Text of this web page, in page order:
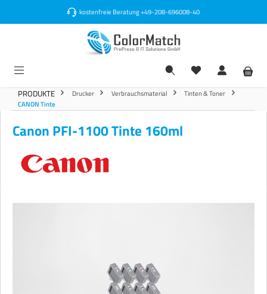
kostenfreie Beratung+49-208-696008-40
PRODUKTE Drucker Verbrauchsmaterial
Tinten & Toner
CANON Tinte
Canon PFI-1100 Tinte 160ml